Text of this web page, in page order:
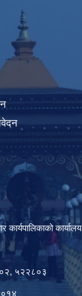
कार्यपालिकाको कार्यालय
५२२८०३